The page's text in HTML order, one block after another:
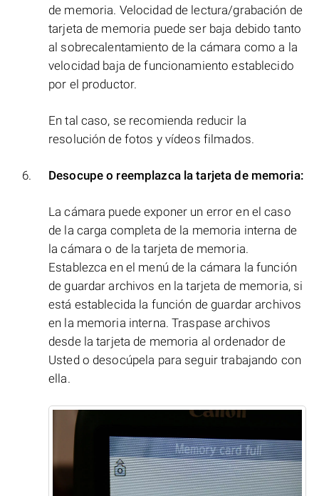
de memoria. Velocidad de lectura/grabación de
tarjeta de memoria puede ser baja debido tanto
al sobrecalentamiento de la cámara como a la
velocidad baja de funcionamiento establecido
por el productor.
En tal caso, se recomienda reducir la
resolución de fotos y vídeos filmados.
Desocupe o reemplazca la tarjeta de memoria:
La cámara puede exponer un error en el caso
de la carga completa de la memoria interna de
la cámara o de la tarjeta de memoria.
Establezca en el menú de la cámara la función
de guardar archivos en la tarjeta de memoria, si
está establecida la función de guardar archivos
en la memoria interna. Traspase archivos
desde la tarjeta de memoria al ordenador de
Usted o desocúpela para seguir trabajando con
ella.